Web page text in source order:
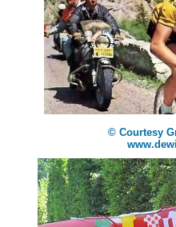
© Courtesy